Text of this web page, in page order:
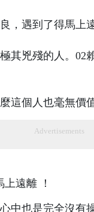
，遇到了得馬上遠
其兇殘的人。02
這個人也毫無價
Advertisements
中也是完全沒有